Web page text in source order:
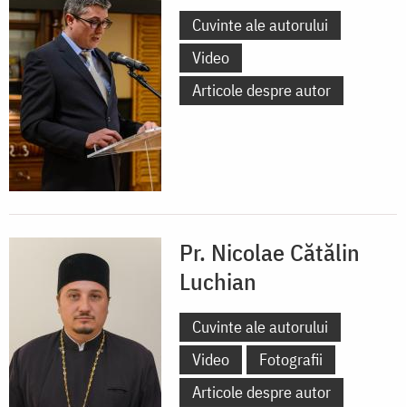
Cuvinte ale autorului
Video
Articole despre autor
Pr. Nicolae Cătălin
Luchian
Cuvinte ale autorului
Video
Fotografii
Articole despre autor